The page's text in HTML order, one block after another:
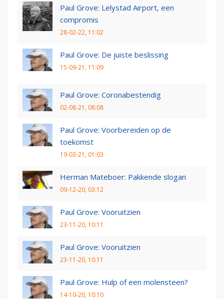
Paul Grove: Lelystad Airport, een
compromis
28-02-22, 11:02
Paul Grove: De juiste beslissing
15-09-21, 11:09
Paul Grove: Coronabestendig
02-08-21, 08:08
Paul Grove: Voorbereiden op de
toekomst
19-03-21, 01:03
Herman Mateboer: Pakkende slogan
09-12-20, 03:12
Paul Grove: Vooruitzien
23-11-20, 10:11
Paul Grove: Vooruitzien
23-11-20, 10:11
Paul Grove: Hulp of een molensteen?
14-10-20, 10:10